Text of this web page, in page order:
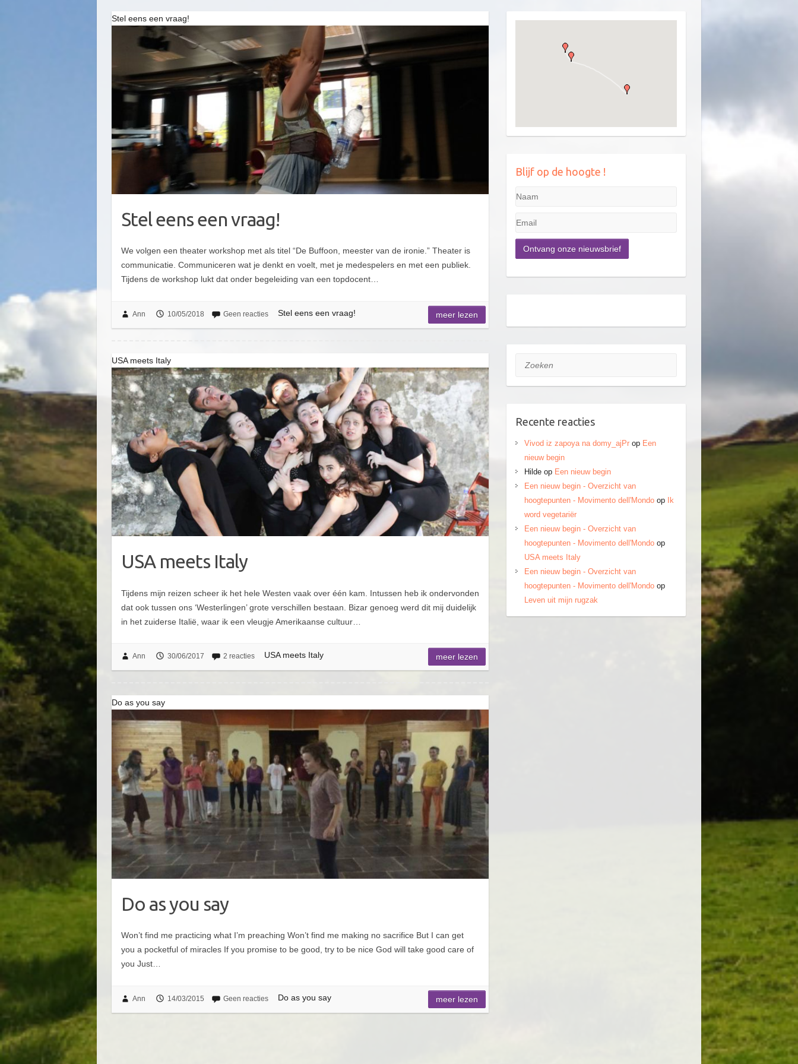
Stel eens een vraag!
Stel eens een vraag!
We volgen een theater workshop met als titel “De Buffoon, meester van de ironie.” Theater is
communicatie. Communiceren wat je denkt en voelt, met je medespelers en met een publiek.
Tijdens de workshop lukt dat onder begeleiding van een topdocent…
Ann 10/05/2018 Geen reacties Stel eens een vraag! meer lezen
USA meets Italy
USA meets Italy
Tijdens mijn reizen scheer ik het hele Westen vaak over één kam. Intussen heb ik ondervonden
dat ook tussen ons ‘Westerlingen’ grote verschillen bestaan. Bizar genoeg werd dit mij duidelijk
in het zuiderse Italië, waar ik een vleugje Amerikaanse cultuur…
Ann 30/06/2017 2 reacties USA meets Italy meer lezen
Do as you say
Do as you say
Won’t find me practicing what I’m preaching Won’t find me making no sacrifice But I can get
you a pocketful of miracles If you promise to be good, try to be nice God will take good care of
you Just…
Ann 14/03/2015 Geen reacties Do as you say meer lezen
Blijf op de hoogte !
Zoeken
Recente reacties
Vivod iz zapoya na domy_ajProp Een
nieuw begin
Hildeop Een nieuw begin
Een nieuw begin - Overzicht van
hoogtepunten - Movimento dell'Mondoop Ik
word vegetariër
Een nieuw begin - Overzicht van
hoogtepunten - Movimento dell'Mondoop
USA meets Italy
Een nieuw begin - Overzicht van
hoogtepunten - Movimento dell'Mondoop
Leven uit mijn rugzak